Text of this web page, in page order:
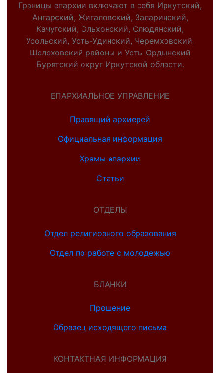
Границы епархии включают в себя Иркутский,
Ангарский, Жигаловский, Заларинский,
Качугский, Ольхонский, Слюдянский,
Усольский, Усть-Удинский, Черемховский,
Шелеховский районы и Усть-Ордынский
Бурятский округ Иркутской области.
ЕПАРХИАЛЬНОЕ УПРАВЛЕНИЕ
Правящий архиерей
Официальная информация
Храмы епархии
Статьи
ОТДЕЛЫ
Отдел религиозного образования
Отдел по работе с молодежью
БЛАНКИ
Прошение
Образец исходящего письма
КОНТАКТНАЯ ИНФОРМАЦИЯ